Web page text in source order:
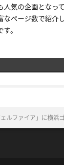
人気の企画となっ
なページ数で紹介
。
ルファイア」に横浜